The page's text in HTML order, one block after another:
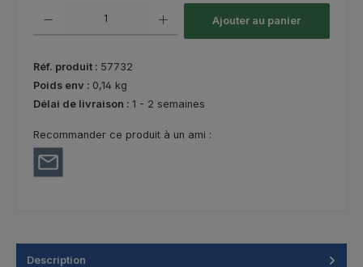
Ajouter au panier
Réf. produit : 57732
Poids env : 0,14 kg
Délai de livraison : 1 - 2 semaines
Recommander ce produit à un ami :
Description